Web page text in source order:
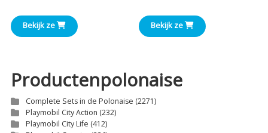
tot
Bekijk ze Bekijk ze
Productenpolonaise
Complete Sets in de Polonaise (2271)
Playmobil City Action (232)
Playmobil City Life (412)